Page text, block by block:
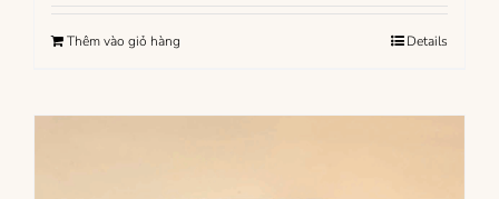
Thêm vào giỏ hàng Details